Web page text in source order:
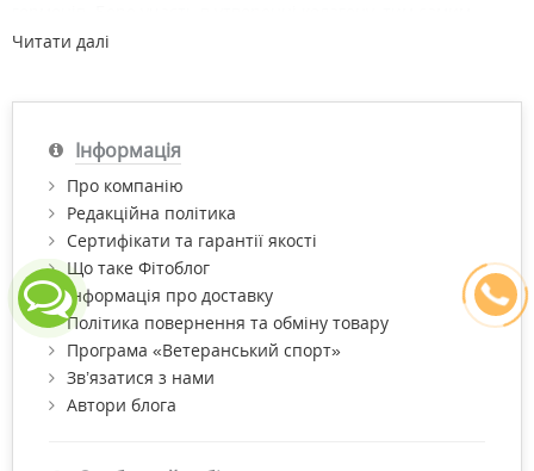
забезпечує пружність шкіри та еластичність судин. Завдяки
таким особливостям мікроелемент дуже популярний серед
Враховуйте, що селен протипоказаний при прийомі
аспірину та інших препаратів, які розріджують кров, а також
погіршує дію добавок, які впливають на рівень холестерину.
Антиоксидант здатний підсилювати дію седативних добавок,
так що потрібно бути обережним, якщо ви вживаєте
заспокійливі засоби.
Для жінок селен важливий, оскільки:
знижує появу токсикозу у вагітних;
зменшує ймовірність передчасних пологів;
нормалізує вироблення гормонів щитівки;
Читати далі
Інформація
Про компанію
Редакційна політика
Сертифікати та гарантії якості
Що таке Фітоблог
Інформація про доставку
Політика повернення та обміну товару
Програма «Ветеранський спорт»
Зв’язатися з нами
Автори блога